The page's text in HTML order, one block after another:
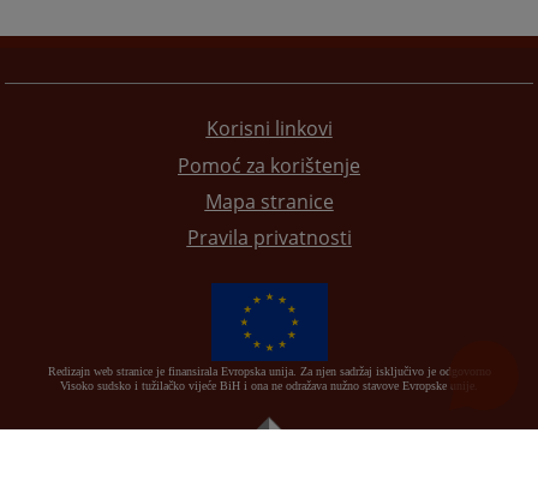
Korisni linkovi
Pomoć za korištenje
Mapa stranice
Pravila privatnosti
Redizajn web stranice je finansirala Evropska unija. Za njen sadržaj isključivo je odgovorno
Visoko sudsko i tužilačko vijeće BiH i ona ne odražava nužno stavove Evropske unije.